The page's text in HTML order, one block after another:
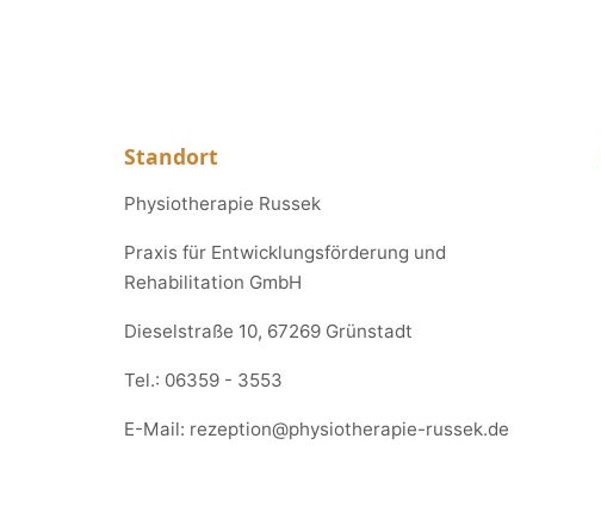
Standort
Physiotherapie Russek
Praxis für Entwicklungsförderung und
Rehabilitation GmbH
Dieselstraße 10, 67269 Grünstadt
Tel.: 06359 - 3553
E-Mail: rezeption@physiotherapie-russek.de